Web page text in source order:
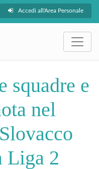
Accedi all'Area Personale
squadre e
nel
Liga 2